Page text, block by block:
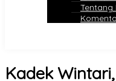
Tentang
Kadek